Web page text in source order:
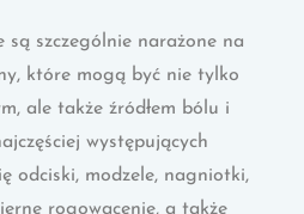
są szczególnie narażone na
które mogą być nie tylko
ale także źródłem bólu i
występujących
odciski, modzele, nagniotki,
rogowacenie, a także